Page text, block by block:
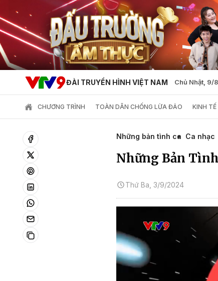
ĐÀI TRUYỀN HÌNH VIỆT NAM Chủ Nhật, 9/
CHƯƠNG TRÌNH TOÀN DÂN CHỐNG LỪA ĐẢO KINH
Những bản tình ca Ca nhạc
Những Bản
Thứ Ba, 3/9/2024